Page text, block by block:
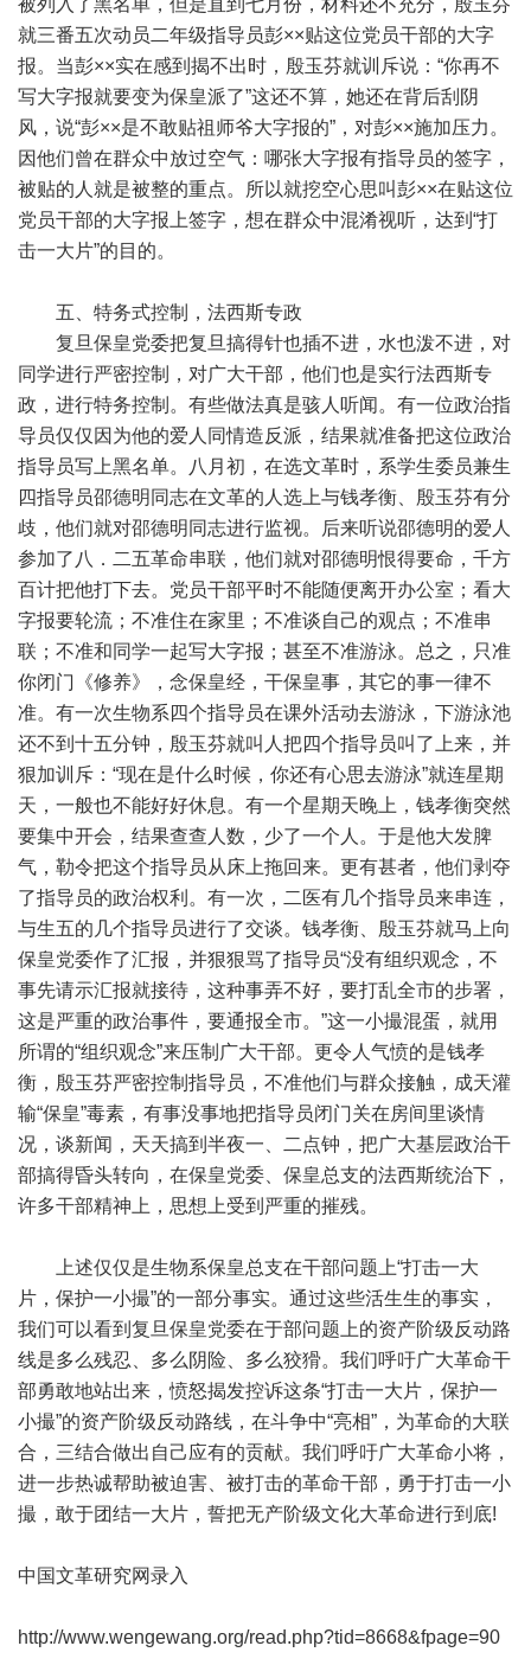
被列入了黑名单，但是直到七月份，材料还不充分，殷玉芬
就三番五次动员二年级指导员彭××贴这位党员干部的大字
报。当彭××实在感到揭不出时，殷玉芬就训斥说：“你再不
写大字报就要变为保皇派了”这还不算，她还在背后刮阴
风，说“彭××是不敢贴祖师爷大字报的”，对彭××施加压力。
因他们曾在群众中放过空气：哪张大字报有指导员的签字，
被贴的人就是被整的重点。所以就挖空心思叫彭××在贴这位
党员干部的大字报上签字，想在群众中混淆视听，达到“打
击一大片”的目的。
五、特务式控制，法西斯专政
复旦保皇党委把复旦搞得针也插不进，水也泼不进，对
同学进行严密控制，对广大干部，他们也是实行法西斯专
政，进行特务控制。有些做法真是骇人听闻。有一位政治指
导员仅仅因为他的爱人同情造反派，结果就准备把这位政治
指导员写上黑名单。八月初，在选文革时，系学生委员兼生
四指导员邵德明同志在文革的人选上与钱孝衡、殷玉芬有分
歧，他们就对邵德明同志进行监视。后来听说邵德明的爱人
参加了八．二五革命串联，他们就对邵德明恨得要命，千方
百计把他打下去。党员干部平时不能随便离开办公室；看大
字报要轮流；不准住在家里；不准谈自己的观点；不准串
联；不准和同学一起写大字报；甚至不准游泳。总之，只准
你闭门《修养》，念保皇经，干保皇事，其它的事一律不
准。有一次生物系四个指导员在课外活动去游泳，下游泳池
还不到十五分钟，殷玉芬就叫人把四个指导员叫了上来，并
狠加训斥：“现在是什么时候，你还有心思去游泳”就连星期
天，一般也不能好好休息。有一个星期天晚上，钱孝衡突然
要集中开会，结果查查人数，少了一个人。于是他大发脾
气，勒令把这个指导员从床上拖回来。更有甚者，他们剥夺
了指导员的政治权利。有一次，二医有几个指导员来串连，
与生五的几个指导员进行了交谈。钱孝衡、殷玉芬就马上向
保皇党委作了汇报，并狠狠骂了指导员“没有组织观念，不
事先请示汇报就接待，这种事弄不好，要打乱全市的步署，
这是严重的政治事件，要通报全市。”这一小撮混蛋，就用
所谓的“组织观念”来压制广大干部。更令人气愤的是钱孝
衡，殷玉芬严密控制指导员，不准他们与群众接触，成天灌
输“保皇”毒素，有事没事地把指导员闭门关在房间里谈情
况，谈新闻，天天搞到半夜一、二点钟，把广大基层政治干
部搞得昏头转向，在保皇党委、保皇总支的法西斯统治下，
许多干部精神上，思想上受到严重的摧残。
上述仅仅是生物系保皇总支在干部问题上“打击一大
片，保护一小撮”的一部分事实。通过这些活生生的事实，
我们可以看到复旦保皇党委在于部问题上的资产阶级反动路
线是多么残忍、多么阴险、多么狡猾。我们呼吁广大革命干
部勇敢地站出来，愤怒揭发控诉这条“打击一大片，保护一
小撮”的资产阶级反动路线，在斗争中“亮相”，为革命的大联
合，三结合做出自己应有的贡献。我们呼吁广大革命小将，
进一步热诚帮助被迫害、被打击的革命干部，勇于打击一小
撮，敢于团结一大片，誓把无产阶级文化大革命进行到底!
中国文革研究网录入
http://www.wengewang.org/read.php?tid=8668&fpage=90